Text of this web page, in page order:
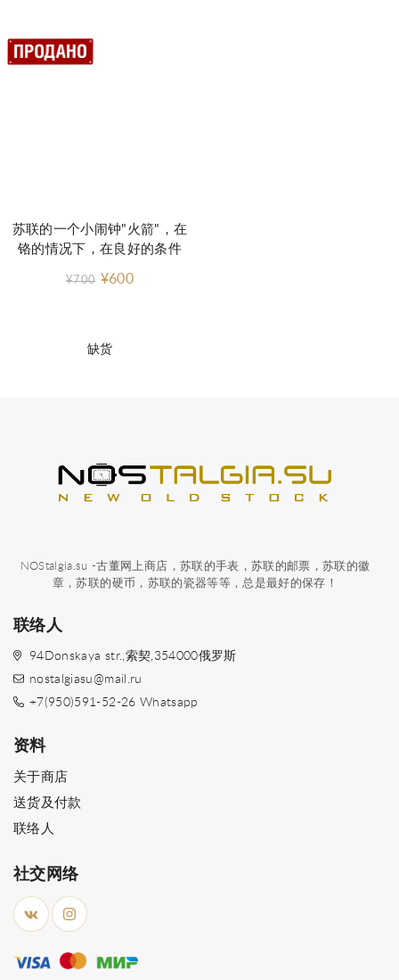
缺货
苏联的一个小闹钟"火箭"，在
铬的情况下，在良好的条件
¥700 ¥600
NOStalgia.su -古董网上商店，苏联的手表，苏联的邮票，苏联的徽
章，苏联的硬币，苏联的瓷器等等，总是最好的保存！
联络人
94Donskaya str.,索契,354000俄罗斯
nostalgiasu@mail.ru
+7(950)591-52-26 Whatsapp
资料
关于商店
送货及付款
联络人
社交网络